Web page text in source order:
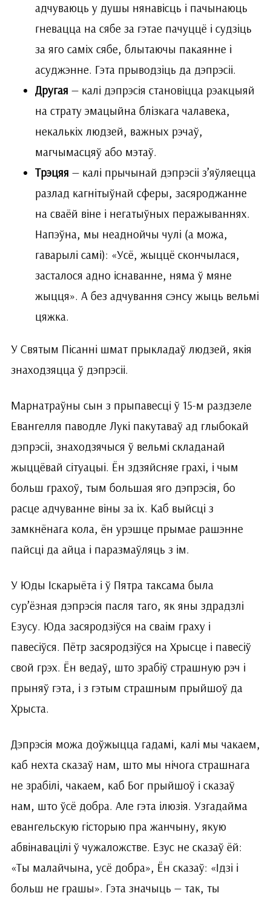
адчуваюць у душы нянавісць і пачынаюць
гневацца на сябе за гэтае пачуццё і судзіць
за яго саміх сябе, блытаючы пакаянне і
асуджэнне. Гэта прыводзіць да дэпрэсіі.
Другая — калі дэпрэсія становіцца рэакцыяй
на страту эмацыйна блізкага чалавека,
некалькіх людзей, важных рэчаў,
магчымасцяў або мэтаў.
Трэцяя — калі прычынай дэпрэсіі з’яўляецца
разлад кагнітыўнай сферы, засяроджанне
на сваёй віне і негатыўных перажываннях.
Напэўна, мы неаднойчы чулі (а можа,
гаварылі самі): «Усё, жыццё скончылася,
засталося адно існаванне, няма ў мяне
жыцця». А без адчування сэнсу жыць вельмі
цяжка.
У Святым Пісанні шмат прыкладаў людзей, якія
знаходзяцца ў дэпрэсіі.
Марнатраўны сын з прыпавесці ў 15-м раздзеле
Евангелля паводле Лукі пакутаваў ад глыбокай
дэпрэсіі, знаходзячыся ў вельмі складанай
жыццёвай сітуацыі. Ён здзяйсняе грахі, і чым
больш грахоў, тым большая яго дэпрэсія, бо
расце адчуванне віны за іх. Каб выйсці з
замкнёнага кола, ён урэшце прымае рашэнне
пайсці да айца і паразмаўляць з ім.
У Юды Іскарыёта і ў Пятра таксама была
сур’ёзная дэпрэсія пасля таго, як яны здрадзлі
Езусу. Юда засяродзіўся на сваім граху і
павесіўся. Пётр засяродзіўся на Хрысце і павесіў
свой грэх. Ён ведаў, што зрабіў страшную рэч і
прыняў гэта, і з гэтым страшным прыйшоў да
Хрыста.
Дэпрэсія можа доўжыцца гадамі, калі мы чакаем,
каб нехта сказаў нам, што мы нічога страшнага
не зрабілі, чакаем, каб Бог прыйшоў і сказаў
нам, што ўсё добра. Але гэта ілюзія. Узгадайма
евангельскую гісторыю пра жанчыну, якую
абвінавацілі ў чужаложстве. Езус не сказаў ёй:
«Ты малайчына, усё добра», Ён сказаў: «Ідзі і
больш не грашы». Гэта значыць — так, ты